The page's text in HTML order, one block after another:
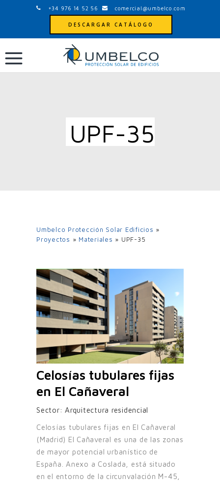
+34 976 14 52 56 comercial@umbelco.com
DESCARGAR CATÁLOGO
UPF-35
Umbelco Protección Solar Edificios »
Proyectos » Materiales » UPF-35
Celosías tubulares fijas
en El Cañaveral
Sector: Arquitectura residencial
Celosías tubulares fijas en El Cañaveral
(Madrid) El Cañaveral es una de las zonas
de mayor potencial urbanístico de
España. Anexo a Coslada, está situado
en el entorno de la circunvalación M-45,